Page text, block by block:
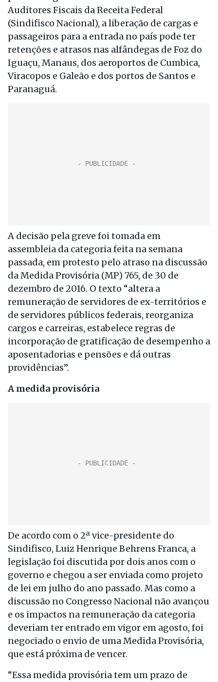
Auditores Fiscais da Receita Federal
(Sindifisco Nacional), a liberação de cargas e
passageiros para a entrada no país pode ter
retenções e atrasos nas alfândegas de Foz do
Iguaçu, Manaus, dos aeroportos de Cumbica,
Viracopos e Galeão e dos portos de Santos e
Paranaguá.
A decisão pela greve foi tomada em
assembleia da categoria feita na semana
passada, em protesto pelo atraso na discussão
da Medida Provisória (MP) 765, de 30 de
dezembro de 2016. O texto “altera a
remuneração de servidores de ex-territórios e
de servidores públicos federais, reorganiza
cargos e carreiras, estabelece regras de
incorporação de gratificação de desempenho a
aposentadorias e pensões e dá outras
providências”.
A medida provisória
De acordo com o 2ª vice-presidente do
Sindifisco, Luiz Henrique Behrens Franca, a
legislação foi discutida por dois anos com o
governo e chegou a ser enviada como projeto
de lei em julho do ano passado. Mas como a
discussão no Congresso Nacional não avançou
e os impactos na remuneração da categoria
deveriam ter entrado em vigor em agosto, foi
negociado o envio de uma Medida Provisória,
que está próxima de vencer.
“Essa medida provisória tem um prazo de